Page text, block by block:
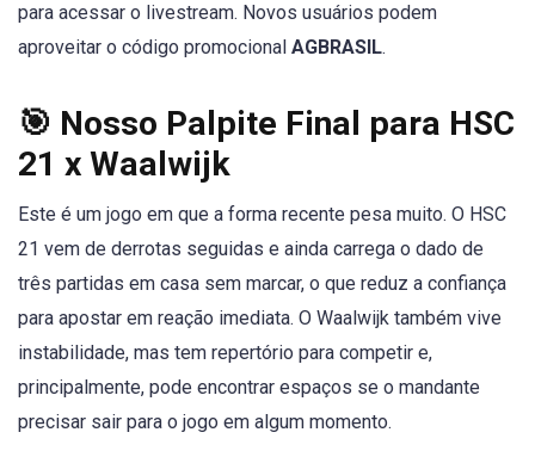
para acessar o livestream. Novos usuários podem
aproveitar o código promocional AGBRASIL.
🎯 Nosso Palpite Final para HSC
21 x Waalwijk
Este é um jogo em que a forma recente pesa muito. O HSC
21 vem de derrotas seguidas e ainda carrega o dado de
três partidas em casa sem marcar, o que reduz a confiança
para apostar em reação imediata. O Waalwijk também vive
instabilidade, mas tem repertório para competir e,
principalmente, pode encontrar espaços se o mandante
precisar sair para o jogo em algum momento.